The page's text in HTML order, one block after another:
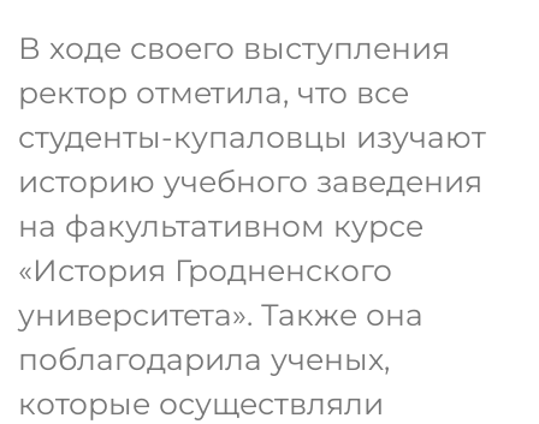
В ходе своего выступления
ректор отметила, что все
студенты-купаловцы изучают
историю учебного заведения
на факультативном курсе
«История Гродненского
университета». Также она
поблагодарила ученых,
которые осуществляли